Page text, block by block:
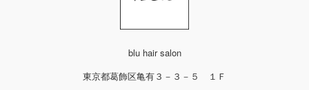
blu hair salon
東京都葛飾区亀有３－３－５ １Ｆ